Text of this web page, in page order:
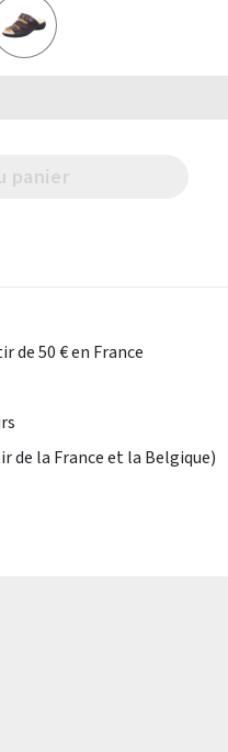
panier
de 50 € en France
de la France et la Belgique)